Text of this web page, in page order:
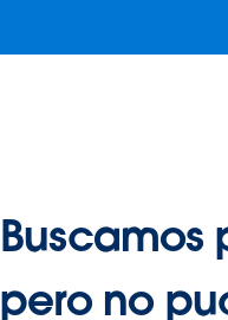
Buscamos
pero no